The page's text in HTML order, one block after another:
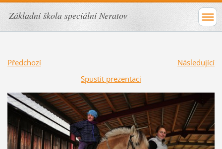
Základní škola speciální Neratov
Předchozí
Následující
Spustit prezentaci